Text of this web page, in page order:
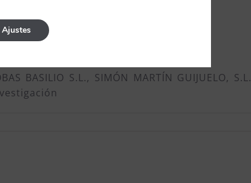
S.L., SIMÓN MARTÍN GUIJUELO,
Ajustes